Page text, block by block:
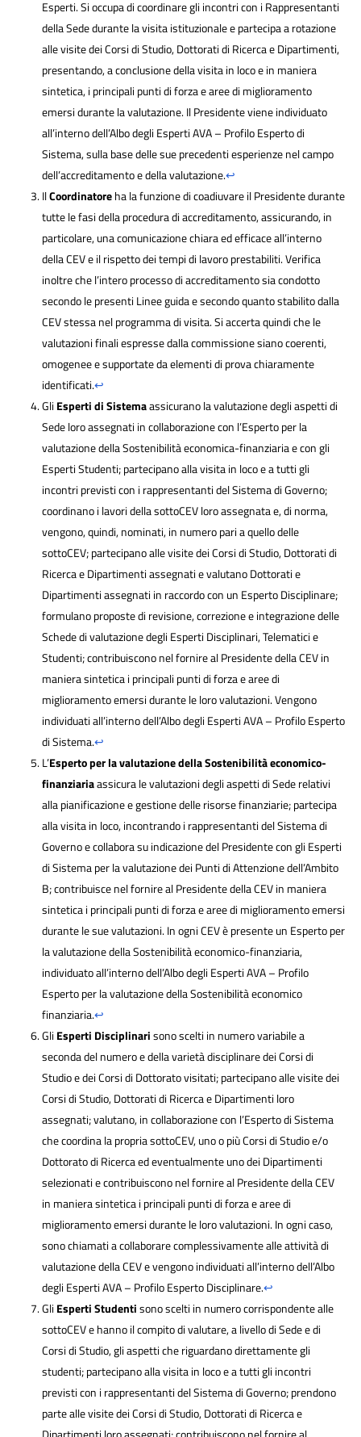
Esperti. Si occupa di coordinare gli incontri con i Rappresentanti
della Sede durante la visita istituzionale e partecipa a rotazione
alle visite dei Corsi di Studio, Dottorati di Ricerca e Dipartimenti,
presentando, a conclusione della visita in loco e in maniera
sintetica, i principali punti di forza e aree di miglioramento
emersi durante la valutazione. Il Presidente viene individuato
all’interno dell’Albo degli Esperti AVA – Profilo Esperto di
Sistema, sulla base delle sue precedenti esperienze nel campo
dell’accreditamento e della valutazione.↩
IlCoordinatore ha la funzione di coadiuvare il Presidente durante
tutte le fasi della procedura di accreditamento, assicurando, in
particolare, una comunicazione chiara ed efficace all’interno
della CEV e il rispetto dei tempi di lavoro prestabiliti. Verifica
inoltre che l’intero processo di accreditamento sia condotto
secondo le presenti Linee guida e secondo quanto stabilito dalla
CEV stessa nel programma di visita. Si accerta quindi che le
valutazioni finali espresse dalla commissione siano coerenti,
omogenee e supportate da elementi di prova chiaramente
identificati.↩
Gli Esperti di Sistemaassicurano la valutazione degli aspetti di
Sede loro assegnati in collaborazione con l’Esperto per la
valutazione della Sostenibilità economica-finanziaria e con gli
Esperti Studenti; partecipano alla visita in loco e a tutti gli
incontri previsti con i rappresentanti del Sistema di Governo;
coordinano i lavori della sottoCEV loro assegnata e, di norma,
vengono, quindi, nominati, in numero pari a quello delle
sottoCEV; partecipano alle visite dei Corsi di Studio, Dottorati di
Ricerca e Dipartimenti assegnati e valutano Dottorati e
Dipartimenti assegnati in raccordo con un Esperto Disciplinare;
formulano proposte di revisione, correzione e integrazione delle
Schede di valutazione degli Esperti Disciplinari, Telematici e
Studenti; contribuiscono nel fornire al Presidente della CEV in
maniera sintetica i principali punti di forza e aree di
miglioramento emersi durante le loro valutazioni. Vengono
individuati all’interno dell’Albo degli Esperti AVA – Profilo Esperto
di Sistema.↩
L’Esperto per la valutazione della Sostenibilità economico-
finanziariaassicura le valutazioni degli aspetti di Sede relativi
alla pianificazione e gestione delle risorse finanziarie; partecipa
alla visita in loco, incontrando i rappresentanti del Sistema di
Governo e collabora su indicazione del Presidente con gli Esperti
di Sistema per la valutazione dei Punti di Attenzione dell’Ambito
B; contribuisce nel fornire al Presidente della CEV in maniera
sintetica i principali punti di forza e aree di miglioramento emersi
durante le sue valutazioni. In ogni CEV è presente un Esperto per
la valutazione della Sostenibilità economico-finanziaria,
individuato all’interno dell’Albo degli Esperti AVA – Profilo
Esperto per la valutazione della Sostenibilità economico
finanziaria.↩
Gli Esperti Disciplinari sono scelti in numero variabile a
seconda del numero e della varietà disciplinare dei Corsi di
Studio e dei Corsi di Dottorato visitati; partecipano alle visite dei
Corsi di Studio, Dottorati di Ricerca e Dipartimenti loro
assegnati; valutano, in collaborazione con l’Esperto di Sistema
che coordina la propria sottoCEV, uno o più Corsi di Studio e/o
Dottorato di Ricerca ed eventualmente uno dei Dipartimenti
selezionati e contribuiscono nel fornire al Presidente della CEV
in maniera sintetica i principali punti di forza e aree di
miglioramento emersi durante le loro valutazioni. In ogni caso,
sono chiamati a collaborare complessivamente alle attività di
valutazione della CEV e vengono individuati all’interno dell’Albo
degli Esperti AVA – Profilo Esperto Disciplinare.↩
Gli Esperti Studenti sono scelti in numero corrispondente alle
sottoCEV e hanno il compito di valutare, a livello di Sede e di
Corsi di Studio, gli aspetti che riguardano direttamente gli
studenti; partecipano alla visita in loco e a tutti gli incontri
previsti con i rappresentanti del Sistema di Governo; prendono
parte alle visite dei Corsi di Studio, Dottorati di Ricerca e